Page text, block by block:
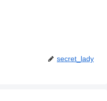
secret_lady